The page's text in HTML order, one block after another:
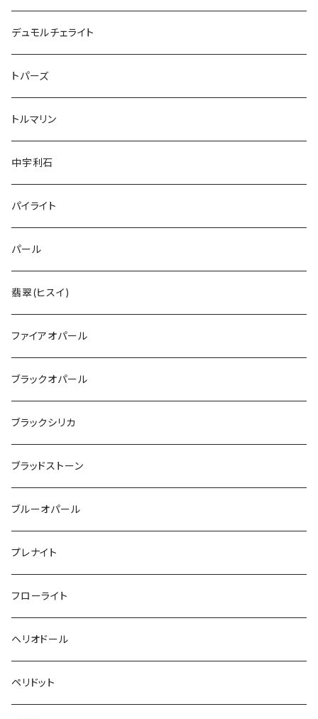
デュモルチェライト
トパーズ
トルマリン
中宇利石
パイライト
パール
翡翠(ヒスイ)
ファイアオパール
ブラックオパール
ブラックシリカ
ブラッドストーン
ブルーオパール
プレナイト
フローライト
ヘリオドール
ペリドット